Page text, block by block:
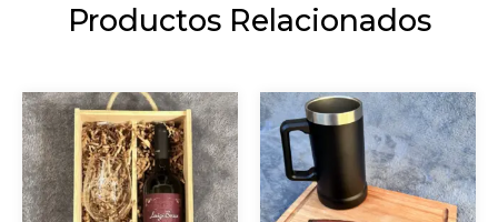
Productos Relacionados